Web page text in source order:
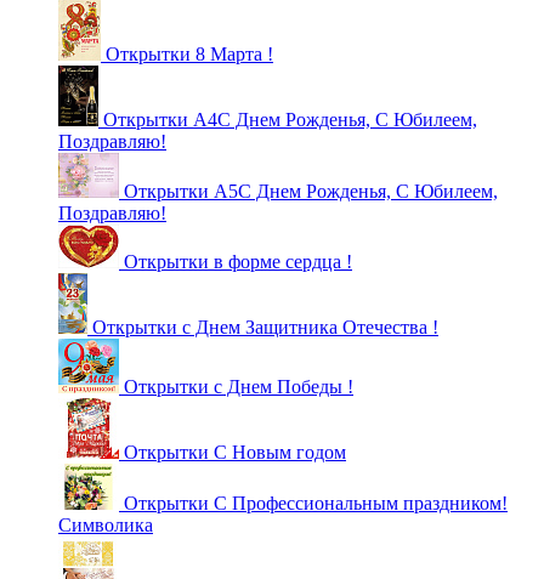
Открытки 8 Марта !
Открытки А4С Днем Рожденья, С Юбилеем,
Поздравляю!
Открытки А5С Днем Рожденья, С Юбилеем,
Поздравляю!
Открытки в форме сердца !
Открытки с Днем Защитника Отечества !
Открытки с Днем Победы !
Открытки С Новым годом
Открытки С Профессиональным праздником!
Символика